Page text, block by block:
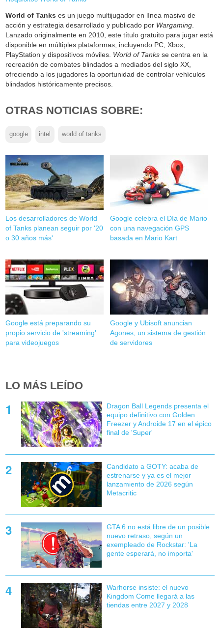
World of Tanks es un juego multijugador en línea masivo de
acción y estrategia desarrollado y publicado por Wargaming
Lanzado originalmente en 2010, este título gratuito para jugar está
disponible en múltiples plataformas, incluyendo PC, Xbox,
PlayStation y dispositivos móviles. World of Tanks se centra en la
recreación de combates blindados a mediados del siglo XX,
ofreciendo a los jugadores la oportunidad de controlar vehículos
blindados históricamente precisos.
OTRAS NOTICIAS SOBRE:
google intel world of tanks
Los desarrolladores de World
of Tanks planean seguir por '20
o 30 años más'
Google celebra el Día de Mario
con una navegación GPS
basada en Mario Kart
Google está preparando su
propio servicio de 'streaming'
para videojuegos
Google y Ubisoft anuncian
Agones, un sistema de gestión
de servidores
LO MÁS LEÍDO
Dragon Ball Legends presenta el
equipo definitivo con Golden
Freezer y Androide 17 en el épico
final de 'Super'
Candidato a GOTY: acaba de
estrenarse y ya es el mejor
lanzamiento de 2026 según
Metacritic
GTA 6 no está libre de un posible
nuevo retraso, según un
exempleado de Rockstar: 'La
gente esperará, no importa'
Warhorse insiste: el nuevo
Kingdom Come llegará a las
tiendas entre 2027 y 2028